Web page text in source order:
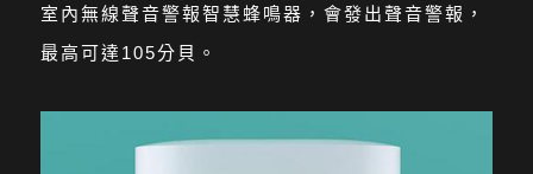
室內無線聲音警報智慧蜂鳴器，會發出聲音警報，
最高可達105分貝。